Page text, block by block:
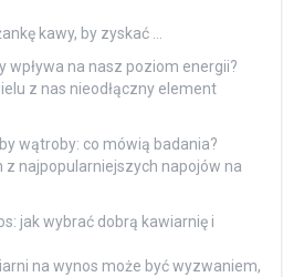
kawy, by zyskać …
wpływa na nasz poziom energii?
z nas nieodłączny element
wątroby: co mówią badania?
z najpopularniejszych napojów na
jak wybrać dobrą kawiarnię i
na wynos może być wyzwaniem,